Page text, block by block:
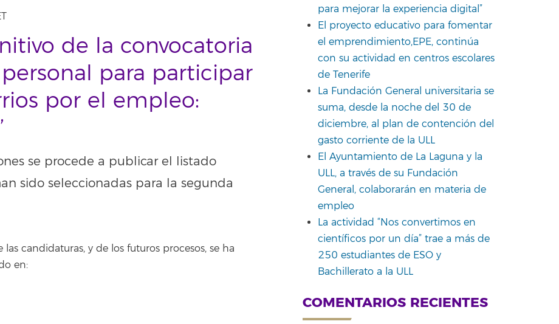
de la convocatoria
para participar
por el empleo:
se procede a publicar el listado
sido seleccionadas para la segunda
candidaturas, y de los futuros procesos, se ha
en:
para mejorar la experiencia digital”
El proyecto educativo para fomentar
el emprendimiento,EPE, continúa
con su actividad en centros escolares
de Tenerife
La Fundación General universitaria se
suma, desde la noche del 30 de
diciembre, al plan de contención del
gasto corriente de la ULL
El Ayuntamiento de La Laguna y la
ULL, a través de su Fundación
General, colaborarán en materia de
empleo
La actividad “Nos convertimos en
científicos por un día” trae a más de
250 estudiantes de ESO y
Bachillerato a la ULL
COMENTARIOS RECIENTES